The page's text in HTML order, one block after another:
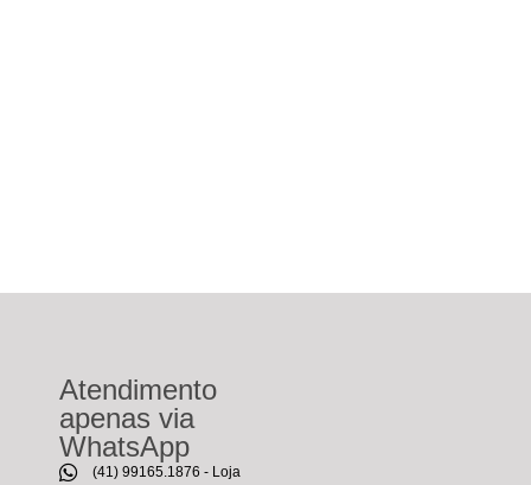
Atendimento
apenas via
WhatsApp
(41) 99165.1876 - Loja